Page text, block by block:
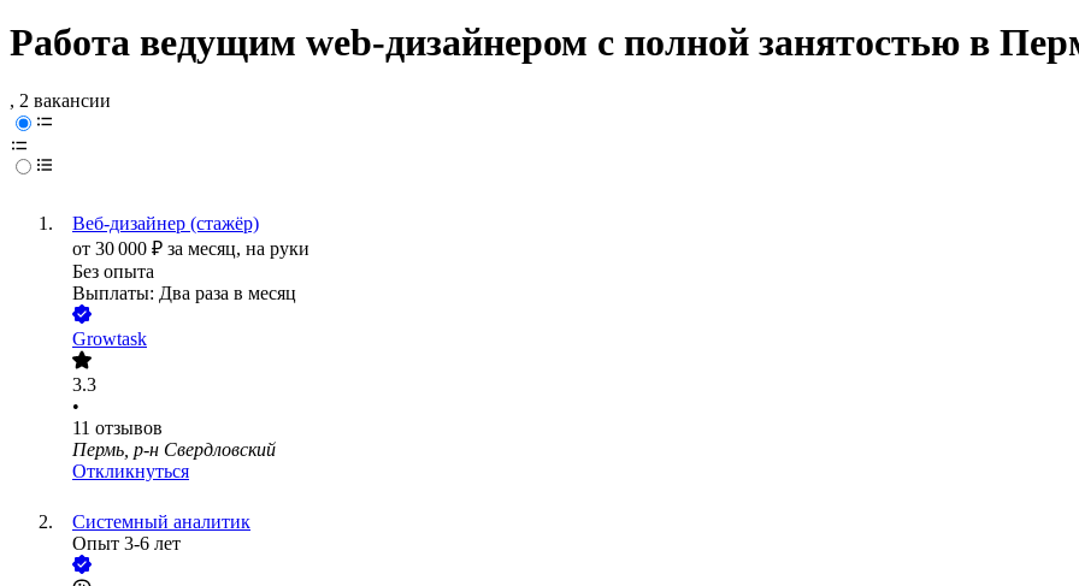
Работа ведущим web-дизайнером с полной занятостью в
, 2 вакансии
Веб-дизайнер (стажёр)
от 30 000 ₽ за месяц, на руки
Без опыта
Выплаты: Два раза в месяц
Growtask
3.3
•
11 отзывов
Пермь, р-н Свердловский
Откликнуться
Системный аналитик
Опыт 3-6 лет